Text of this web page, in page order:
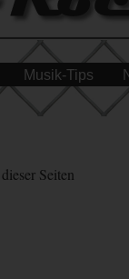
Musik-Tips
Seiten